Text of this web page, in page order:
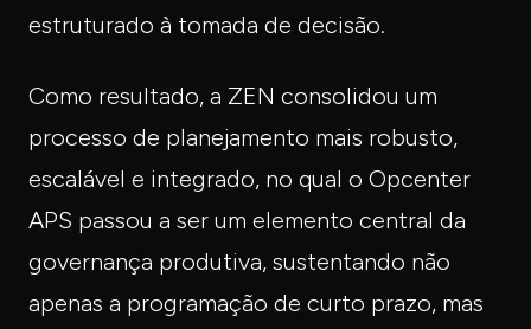
estruturado à tomada de decisão.
Como resultado, a ZEN consolidou um
processo de planejamento mais robusto,
escalável e integrado, no qual o Opcenter
APS passou a ser um elemento central da
governança produtiva, sustentando não
apenas a programação de curto prazo, mas